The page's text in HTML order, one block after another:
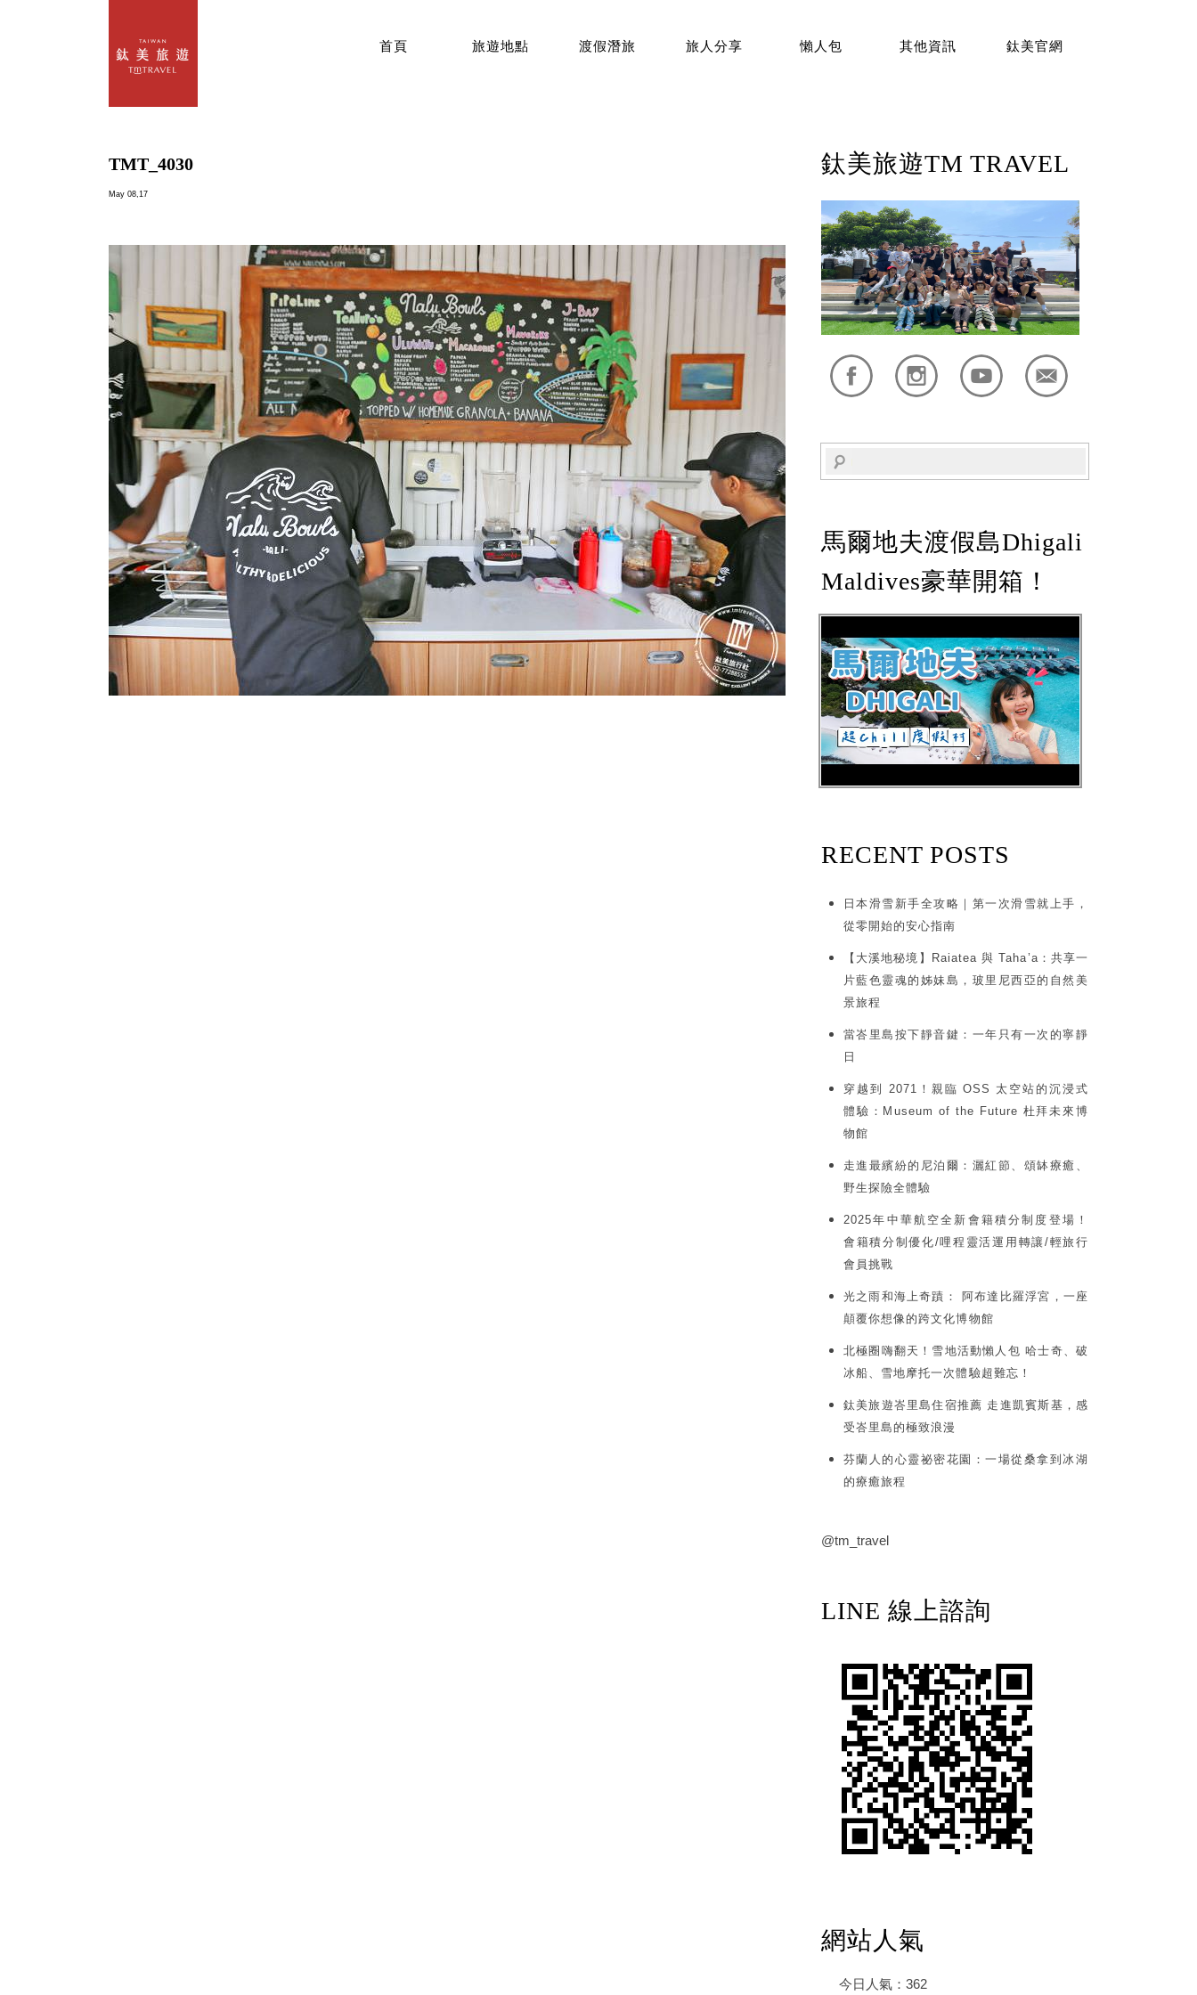
首頁 旅遊地點 渡假潛旅 旅人分享 懶人包 其他資訊 鈦美官網
TMT_4030
May 08,17
鈦美旅遊TM TRAVEL
馬爾地夫渡假島Dhigali
Maldives豪華開箱！
RECENT POSTS
日本滑雪新手全攻略｜第一次滑雪就上手，
從零開始的安心指南
【大溪地秘境】Raiatea 與 Taha’a：共享一
片藍色靈魂的姊妹島，玻里尼西亞的自然美
景旅程
當峇里島按下靜音鍵：一年只有一次的寧靜
日
穿越到 2071！親臨 OSS 太空站的沉浸式
體驗：Museum of the Future 杜拜未來博
物館
走進最繽紛的尼泊爾：灑紅節、頌缽療癒、
野生探險全體驗
2025年中華航空全新會籍積分制度登場！
會籍積分制優化/哩程靈活運用轉讓/輕旅行
會員挑戰
光之雨和海上奇蹟： 阿布達比羅浮宮，一座
顛覆你想像的跨文化博物館
北極圈嗨翻天！雪地活動懶人包 哈士奇、破
冰船、雪地摩托一次體驗超難忘！
鈦美旅遊峇里島住宿推薦 走進凱賓斯基，感
受峇里島的極致浪漫
芬蘭人的心靈祕密花園：一場從桑拿到冰湖
的療癒旅程
@tm_travel
LINE 線上諮詢
網站人氣
今日人氣： 362